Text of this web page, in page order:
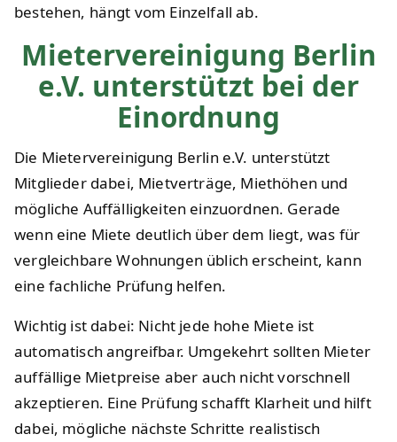
bestehen, hängt vom Einzelfall ab.
Mietervereinigung Berlin
e.V. unterstützt bei der
Einordnung
Die Mietervereinigung Berlin e.V. unterstützt
Mitglieder dabei, Mietverträge, Miethöhen und
mögliche Auffälligkeiten einzuordnen. Gerade
wenn eine Miete deutlich über dem liegt, was für
vergleichbare Wohnungen üblich erscheint, kann
eine fachliche Prüfung helfen.
Wichtig ist dabei: Nicht jede hohe Miete ist
automatisch angreifbar. Umgekehrt sollten Mieter
auffällige Mietpreise aber auch nicht vorschnell
akzeptieren. Eine Prüfung schafft Klarheit und hilft
dabei, mögliche nächste Schritte realistisch